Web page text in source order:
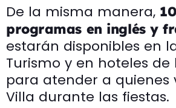
De la misma manera,
programas en inglés y
estarán disponibles en
Turismo y en hoteles de
para atender a quienes
Villa durante las fiestas.